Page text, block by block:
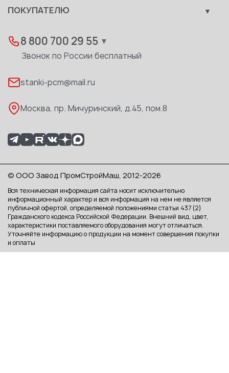
8 800 700 29 55 ▼
Звонок по России бесплатный
stanki-pcm@mail.ru
Москва, пр. Мичуринский, д.45, пом.8
Развитие
ПОКУПАТЕЛЮ
Дилеры
Доставка
Каталог PDF
© ООО Завод ПромСтройМаш, 2012-2026
Вся техническая информация сайта носит исключительно
информационный характер и вся информация на нем не является
публичной офертой, определяемой положениями статьи 437 (2)
Гражданского кодекса Российской Федерации. Внешний вид, цвет,
характеристики поставляемого оборудования могут отличаться.
Уточняйте информацию о продукции на момент совершения покупки
и оплаты